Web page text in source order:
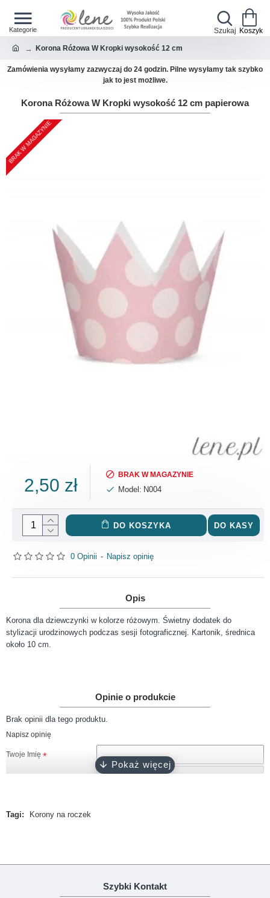
Korona Różowa W Kropki wysokość 12 cm
Zamówienia wysyłamy zazwyczaj do 24 godzin. Pilne wysyłamy tak szybko
jak to jest możliwe.
Korona Różowa W Kropki wysokość 12 cm papierowa
BRAK W MAGAZYNIE
0 Opinii - Napisz opinię
2,50 zł
BRAK W MAGAZYNIE
Model: N004
DO KOSZYKA DO KASY
Opis
Korona dla dziewczynki w kolorze różowym. Świetny dodatek do
stylizacji urodzinowych podczas sesji fotograficznej. Kartonik, średnica
około 10 cm.
Opinie o produkcie
Brak opinii dla tego produktu.
Napisz opinię
Twoje Imię
Twoja opinia
KONTYNUUJ
Tagi: Korony na roczek
Szybki Kontakt